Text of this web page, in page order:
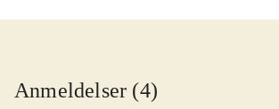
Anmeldelser (4)